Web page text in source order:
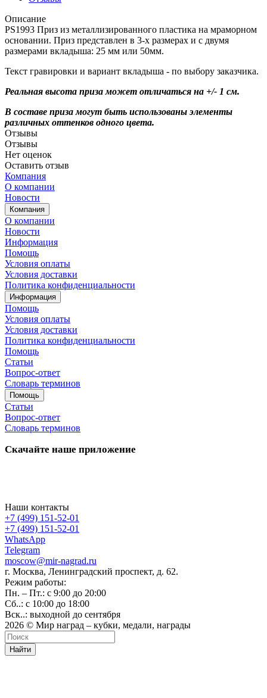
Описание
PS1993 Приз из металлизированного пластика на мраморном
основании. Приз представлен в 3-х размерах и с двумя
размерами вкладыша: 25 мм или 50мм.
Текст гравировки и вариант вкладыша - по выбору заказчика.
Реальная высота приза может отличаться на +/- 1 см.
В составе приза могут быть использованы элементы
различных оттенков одного цвета.
Отзывы
Отзывы
Нет оценок
Оставить отзыв
Компания
О компании
Новости
Компания
О компании
Новости
Информация
Помощь
Условия оплаты
Условия доставки
Политика конфиденциальности
Информация
Помощь
Условия оплаты
Условия доставки
Политика конфиденциальности
Помощь
Статьи
Вопрос-ответ
Словарь терминов
Помощь
Статьи
Вопрос-ответ
Словарь терминов
Скачайте наше приложение
Наши контакты
+7 (499) 151-52-01
+7 (499) 151-52-01
WhatsApp
Telegram
moscow@mir-nagrad.ru
г. Москва, Ленинградский проспект, д. 62.
Режим работы:
Пн. – Пт.: с 9:00 до 20:00
Сб..: с 10:00 до 18:00
Вск..: выходной до сентября
2026 © Мир наград – кубки, медали, награды
Найти